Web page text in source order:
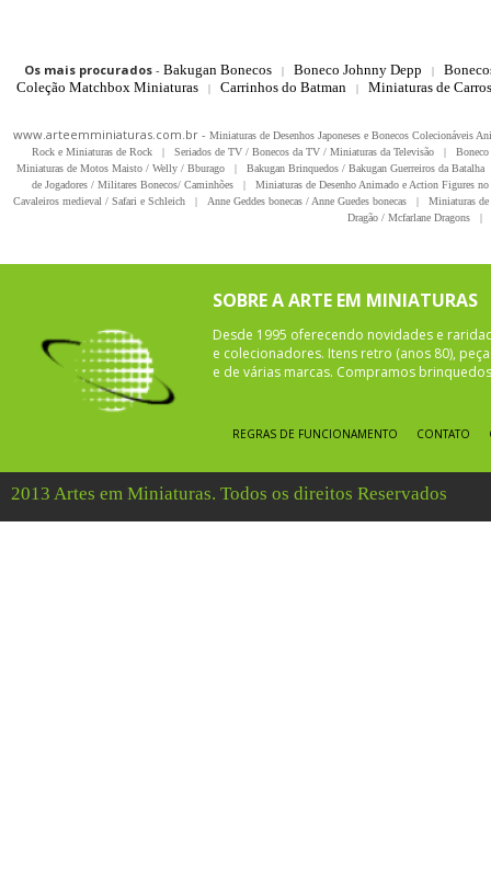
Os mais procurados- Bakugan Bonecos | Boneco Johnny Depp |
Coleção Matchbox Miniaturas
| Carrinhos do Batman | Miniaturas de
www.arteemminiaturas.com.br - Miniaturas de Desenhos Japoneses e Bonecos Colecionáveis
Rock e Miniaturas de Rock
| Seriados de TV / Bonecos da TV / Miniaturas da Televisão |
Miniaturas de Motos Maisto / Welly / Bburago
| Bakugan Brinquedos / Bakugan Guerreiros da Batalha
de Jogadores / Militares Bonecos/ Caminhões
|
Miniaturas de Desenho Animado e Action Figures
Cavaleiros medieval / Safari e Schleich
| Anne Geddes bonecas / Anne Guedes bonecas |
Miniaturas
Dragão / Mcfarlane Dragons
|
SOBRE A ARTE EM MINIATURAS
Desde 1995 oferecendo novidades e
e colecionadores. Itens retro (anos 80),
e de várias marcas. Compramos
REGRAS DE FUNCIONAMENTO CONTATO
2013 Artes em Miniaturas. Todos os direitos Reservados